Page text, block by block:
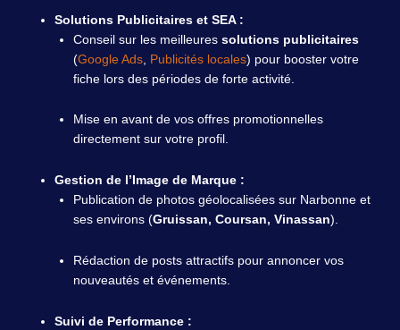
Solutions Publicitaires et SEA :
Conseil sur les meilleures solutions publicitaires
(Google Ads, Publicités locales) pour booster votre
fiche lors des périodes de forte activité.
Mise en avant de vos offres promotionnelles
directement sur votre profil.
Gestion de l’Image de Marque :
Publication de photos géolocalisées sur Narbonne et
ses environs (Gruissan, Coursan, Vinassan).
Rédaction de posts attractifs pour annoncer vos
nouveautés et événements.
Suivi de Performance :